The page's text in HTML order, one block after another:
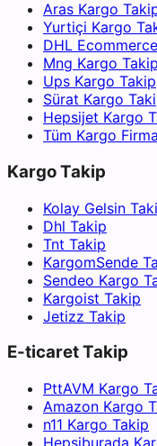
Aras Kargo
Yurtiçi Kargo
DHL
Mng Kargo Takip
Ups Kargo Takip
Sürat Kargo
Hepsijet Kargo
Tüm Kargo
Kargo Takip
Kolay Gelsin
Dhl Takip
Tnt Takip
KargomSende
Sendeo Kargo
Kargoist Takip
Jetizz Takip
E-ticaret Takip
PttAVM Kargo
Amazon Kargo
n11 Kargo Takip